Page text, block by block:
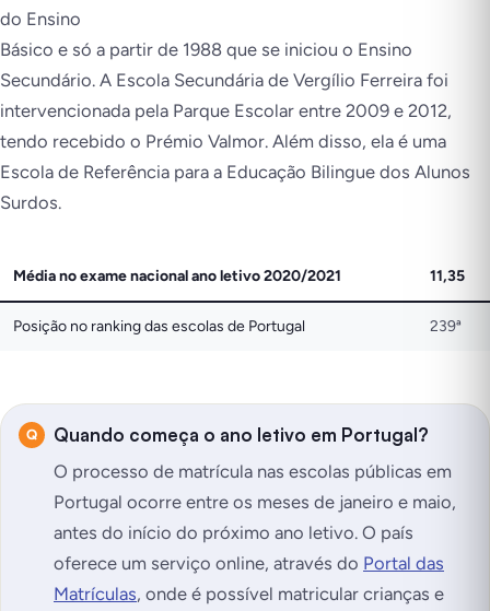
do Ensino
Básico e só a partir de 1988 que se iniciou o Ensino
Secundário. A Escola Secundária de Vergílio Ferreira foi
intervencionada pela Parque Escolar entre 2009 e 2012,
tendo recebido o Prémio Valmor. Além disso, ela é uma
Escola de Referência para a Educação Bilingue dos Alunos
Surdos.
Média no exame nacional ano letivo 2020/2021 11,35
Posição no ranking das escolas de Portugal 239ª
Quando começa o ano letivo em Portugal?
O processo de matrícula nas escolas públicas em
Portugal ocorre entre os meses de janeiro e maio,
antes do início do próximo ano letivo. O país
oferece um serviço online, através do Portal das
Matrículas, onde é possível matricular crianças e